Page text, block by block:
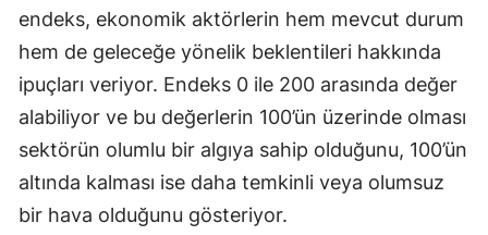
Isparta
Mersin
İstanbul
İzmir
endeks, ekonomik aktörlerin hem mevcut durum
hem de geleceğe yönelik beklentileri hakkında
ipuçları veriyor. Endeks 0 ile 200 arasında değer
alabiliyor ve bu değerlerin 100’ün üzerinde olması
sektörün olumlu bir algıya sahip olduğunu, 100’ün
altında kalması ise daha temkinli veya olumsuz
bir hava olduğunu gösteriyor.